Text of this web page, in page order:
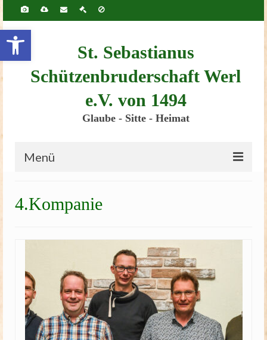
Werkzeugleiste öffnen
springen
St. Sebastianus
Schützenbruderschaft Werl
e.V. von 1494
Glaube - Sitte - Heimat
Menü
Bruderschaft
Schützenscheune
Schützenfest
Schießgruppe
News
4.Kompanie